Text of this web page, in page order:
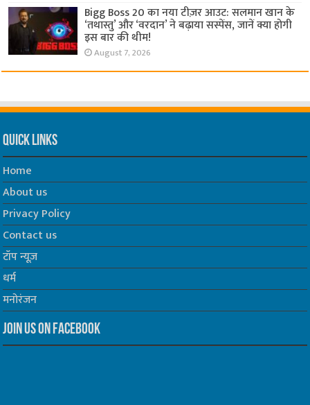
Bigg Boss 20 का नया टीज़र आउट: सलमान खान के
‘तथास्तु’ और ‘वरदान’ ने बढ़ाया सस्पेंस, जानें क्या होगी
इस बार की थीम!
August 7, 2026
Quick Links
Home
About us
Privacy Policy
Contact us
टॉप न्यूज़
धर्म
मनोरंजन
Join us on Facebook